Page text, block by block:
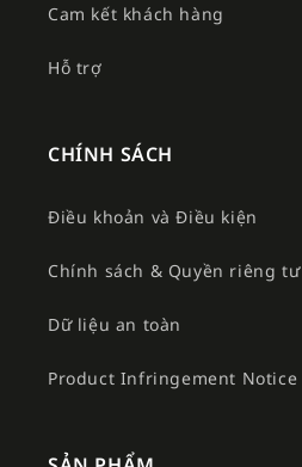
Cam kết khách hàng
Hỗ trợ
CHÍNH SÁCH
Điều khoản và Điều kiện
Chính sách & Quyền riêng tư
Dữ liệu an toàn
Product Infringement Notice